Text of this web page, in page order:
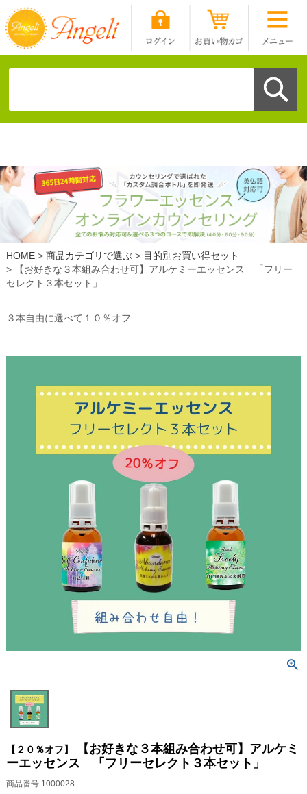
HOME 商品カテゴリで選ぶ
目的別お買い得セット
【お好きな３本組み合わせ可】アルケミーエッセンス 「フリー
セレクト３本セット」
３本自由に選べて１０％オフ
【２０％オフ】
【お好きな３本組み合わせ可】アルケミ
ーエッセンス 「フリーセレクト３本セット」
商品番号 1000028